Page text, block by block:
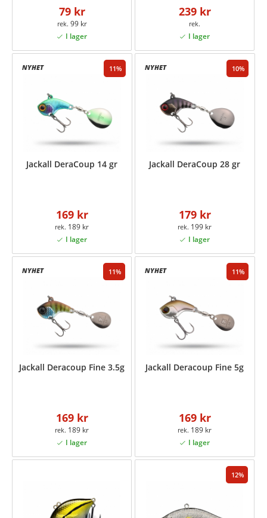
79 kr
99 kr
239 kr
11
Jackall DeraCoup 14 gr
169 kr
189 kr
10
Jackall DeraCoup 28 gr
179 kr
199 kr
11
Jackall Deracoup Fine 3.5g
169 kr
189 kr
11
Jackall Deracoup Fine 5g
169 kr
189 kr
12